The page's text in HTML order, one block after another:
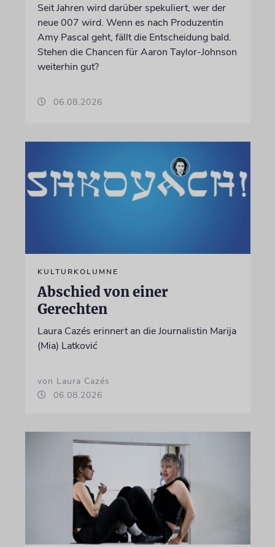
Seit Jahren wird darüber spekuliert, wer der
neue 007 wird. Wenn es nach Produzentin
Amy Pascal geht, fällt die Entscheidung bald.
Stehen die Chancen für Aaron Taylor-Johnson
weiterhin gut?
06.08.2026
KULTURKOLUMNE
Abschied von einer
Gerechten
Laura Cazés erinnert an die Journalistin Marija
(Mia) Latković
von Laura Cazés
06.08.2026